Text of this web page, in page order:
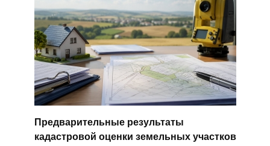
Предварительные результаты
кадастровой оценки земельных участков